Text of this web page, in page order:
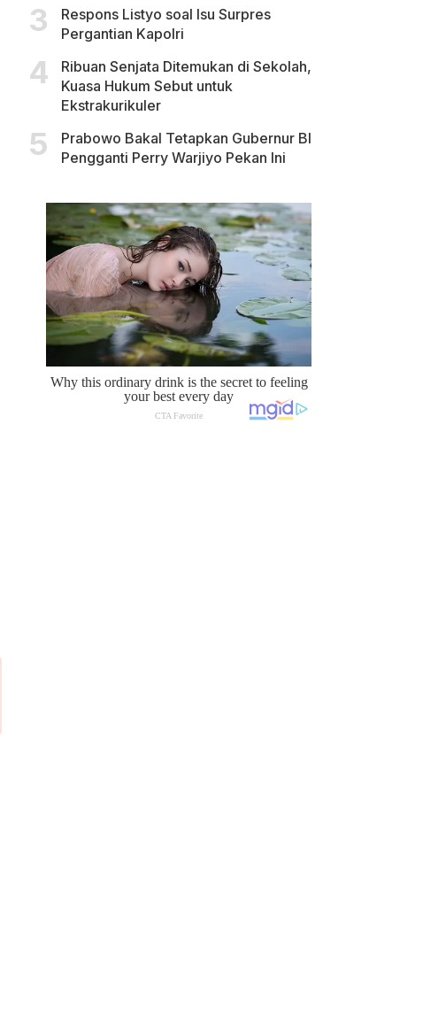
Respons Listyo soal Isu Surpres
Pergantian Kapolri
Ribuan Senjata Ditemukan di Sekolah,
Kuasa Hukum Sebut untuk
Ekstrakurikuler
Prabowo Bakal Tetapkan Gubernur BI
Pengganti Perry Warjiyo Pekan Ini